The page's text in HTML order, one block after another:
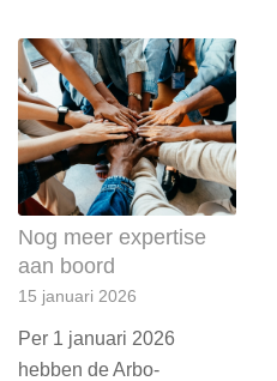
Nog meer expertise
aan boord
15 januari 2026
Per 1 januari 2026
hebben de Arbo-